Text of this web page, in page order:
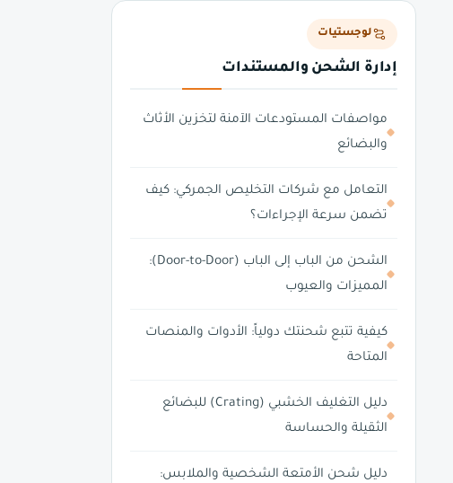
لوجستيات
إدارة الشحن والمستندات
مواصفات المستودعات الآمنة لتخزين الأثاث
والبضائع
التعامل مع شركات التخليص الجمركي: كيف
تضمن سرعة الإجراءات؟
الشحن من الباب إلى الباب (Door-to-Door):
المميزات والعيوب
كيفية تتبع شحنتك دولياً: الأدوات والمنصات
المتاحة
دليل التغليف الخشبي (Crating) للبضائع
الثقيلة والحساسة
دليل شحن الأمتعة الشخصية والملابس: